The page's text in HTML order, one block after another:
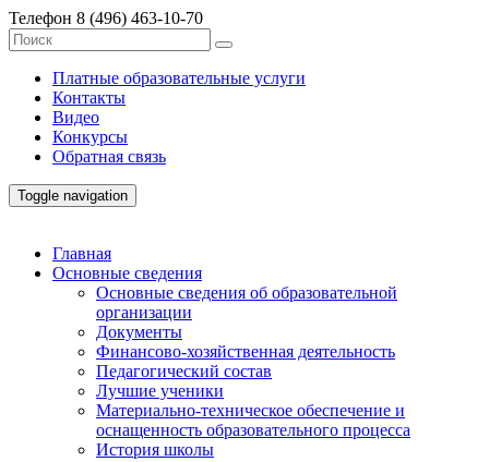
Телефон 8 (496) 463-10-70
Платные образовательные услуги
Контакты
Видео
Конкурсы
Обратная связь
Toggle navigation
Главная
Основные сведения
Основные сведения об образовательной
организации
Документы
Финансово-хозяйственная деятельность
Педагогический состав
Лучшие ученики
Материально-техническое обеспечение и
оснащенность образовательного процесса
История школы